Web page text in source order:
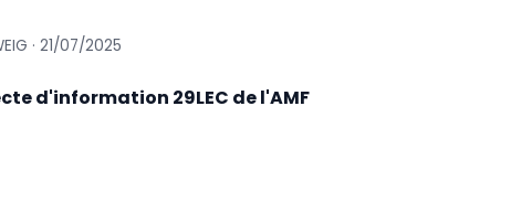
· 21/07/2025
d'information 29LEC de l'AMF